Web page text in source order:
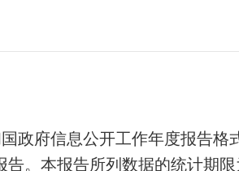
政府信息公开工作年度报告格
。本报告所列数据的统计期限